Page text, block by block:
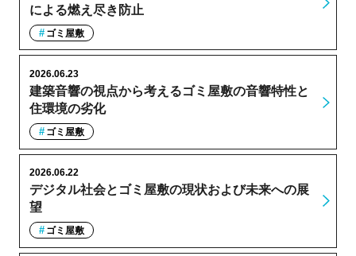
による燃え尽き防止
ゴミ屋敷
建築音響の視点から考えるゴミ屋敷の音響特性と
住環境の劣化
2026.06.23
ゴミ屋敷
デジタル社会とゴミ屋敷の現状および未来への展
望
2026.06.22
ゴミ屋敷